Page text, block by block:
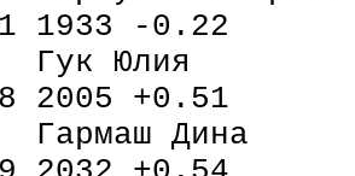
1933 -0.22
Юлия
2005 +0.51